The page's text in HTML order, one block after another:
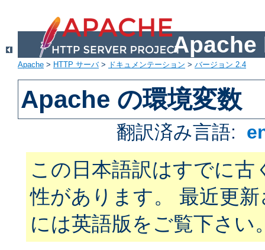
Apache
Apache > HTTP サーバ> ドキュメンテーション > バージョン 2.4
Apache の環境変数
翻訳済み言語:
この日本語訳はすでに古
性があります。 最近更
には英語版をご覧下さい